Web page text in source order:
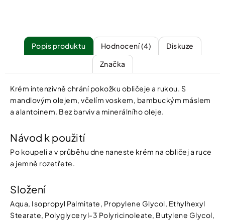
Popis Hodnocení (4)
Diskuze
Značka
Krém intenzivně chrání pokožku obličeje a rukou. S
mandlovým olejem, včelím voskem, bambuckým máslem
a alantoinem. Bez barviv a minerálního oleje.
Návod k použití
Po koupeli a v průběhu dne naneste krém na obličej a ruce
a jemně rozetřete.
Složení
Aqua, Isopropyl Palmitate, Propylene Glycol, Ethylhexyl
Stearate, Polyglyceryl-3 Polyricinoleate, Butylene Glycol,